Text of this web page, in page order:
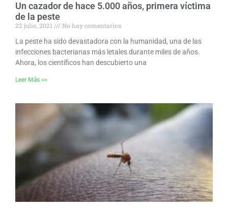
Un cazador de hace 5.000 años, primera víctima
de la peste
22 julio, 2021
No hay comentarios
La peste ha sido devastadora con la humanidad, una de las
infecciones bacterianas más letales durante miles de años.
Ahora, los científicos han descubierto una
Leer Más >>